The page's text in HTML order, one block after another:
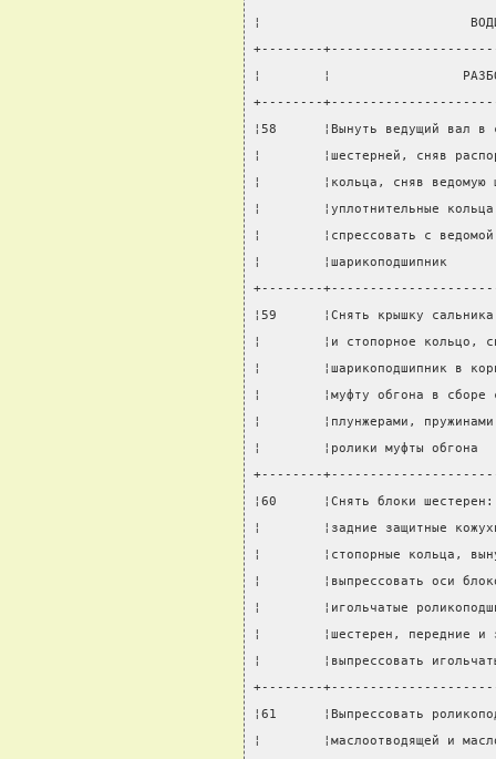
¦
+--------
¦        ¦
+--------
¦58      ¦Вынуть ведущий вал
¦        ¦шестерней, сняв
¦        ¦кольца, сняв
¦        ¦уплотнительные
¦        ¦спрессовать с
¦
+--------
¦59      ¦Снять крышку
¦        ¦и стопорное
¦        ¦шарикоподшипник в
¦        ¦муфту обгона в
¦        ¦плунжерами,
¦        ¦ролики муфты
+--------
¦60      ¦Снять блоки
¦        ¦задние защитные
¦        ¦стопорные кольца,
¦        ¦выпрессовать оси
¦        ¦игольчатые
¦        ¦шестерен,
¦        ¦выпрессовать
+--------
¦61      ¦Выпрессовать
¦        ¦маслоотводящей и